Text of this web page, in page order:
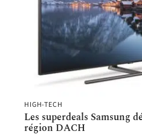
HIGH-TECH
Les superdeals Samsung
région DACH